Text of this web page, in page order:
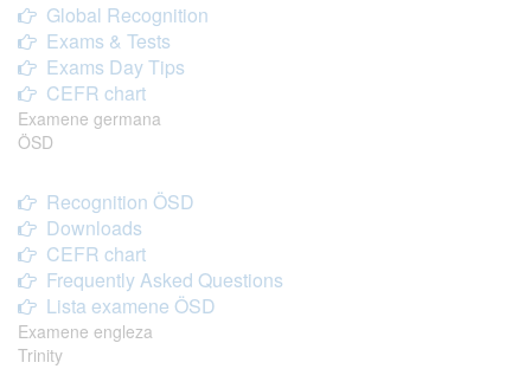
Global Recognition
Exams & Tests
Exams Day Tips
CEFR chart
Examene germana
ÖSD
Recognition ÖSD
Downloads
CEFR chart
Frequently Asked Questions
Lista examene ÖSD
Examene engleza
Trinity